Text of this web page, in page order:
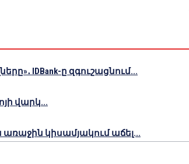
IDBank-ը զգուշացնում...
վարկ...
կիսամյակում աճել...